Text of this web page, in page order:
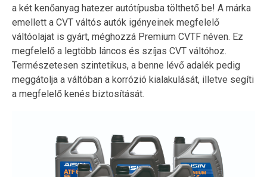
a két kenőanyag hatezer autótípusba tölthető be! A márka
emellett a CVT váltós autók igényeinek megfelelő
váltóolajat is gyárt, méghozzá Premium CVTF néven. Ez
megfelelő a legtöbb láncos és szíjas CVT váltóhoz.
Természetesen szintetikus, a benne lévő adalék pedig
meggátolja a váltóban a korrózió kialakulását, illetve segíti
a megfelelő kenés biztosítását.